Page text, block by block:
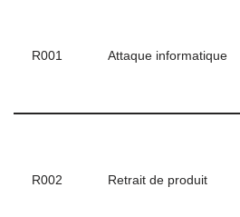
R001 Attaque informatique
R002 Retrait de produit